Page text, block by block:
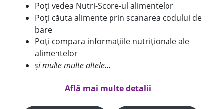
Poți vedea Nutri-Score-ul alimentelor
Poți căuta alimente prin scanarea codului de
bare
Poți compara informațiile nutriționale ale
alimentelor
și multe multe altele...
Află mai multe detalii